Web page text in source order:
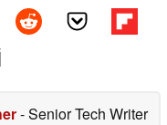
- Senior Tech Writer